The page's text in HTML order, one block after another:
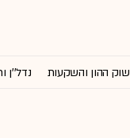
שוק ההון והשקעות נדל''ן